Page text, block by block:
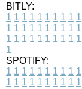
BITLY:
1 1 1 1 1 1 1 1 1 1
1 1 1 1 1 1 1 1 1 1
1 1 1 1 1 1 1 1 1 1
1
SPOTIFY:
1 1 1 1 1 1 1 1 1 1
1 1 1 1 1 1 1 1 1 1